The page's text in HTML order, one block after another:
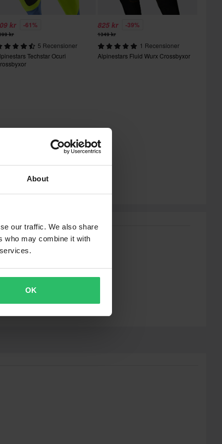
About
our traffic. We also share
who may combine it with
OK
kr -61%
kr
5 Recensioner
Techstar Ocuri
825 kr -39%
1349 kr
1 Recensioner
Alpinestars Fluid Wurx Crossbyxor